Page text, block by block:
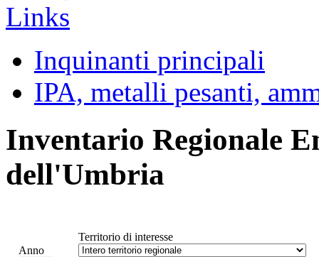
Inquinanti principali
IPA, metalli pesanti,
Inventario Regionale
dell'Umbria
Anno
Territorio di interesse